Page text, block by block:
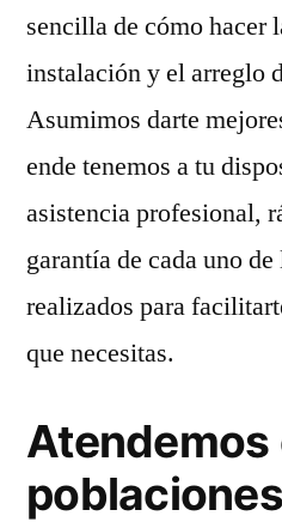
sencilla de cómo hacer
instalación y el arreglo
Asumimos darte
ende tenemos a tu
asistencia profesional,
garantía de cada uno
realizados para
que necesitas.
Atendemos
poblaciones